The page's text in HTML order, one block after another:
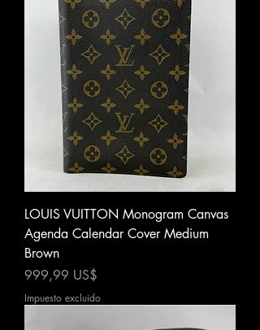
LOUIS VUITTON Monogram Canvas
Agenda Calendar Cover Medium
Brown
Precio
999,99 US$
Impuesto excluido